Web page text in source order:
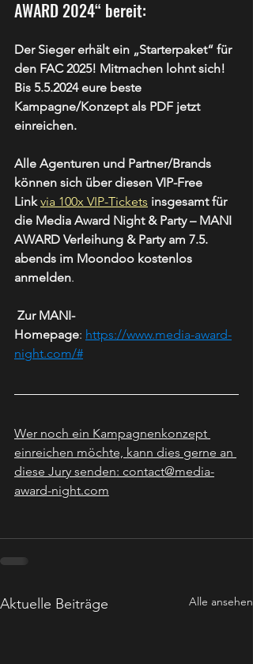
AWARD 2024“ bereit:
Der Sieger erhält ein „Starterpaket“ für
den FAC 2025! Mitmachen lohnt sich!
Bis 5.5.2024 eure beste
Kampagne/Konzept als PDF jetzt
einreichen.
Alle Agenturen und Partner/Brands
können sich über diesen VIP-Free
Link via 100x VIP-Tickets insgesamt für
die Media Award Night & Party – MANI
AWARD Verleihung & Party am 7.5.
abends im Moondoo kostenlos
anmelden.
Zur MANI-
Homepage: https://www.media-award-
night.com/#
Wer noch ein Kampagnenkonzept
einreichen möchte, kann dies gerne an
diese Jury senden: contact@media-
award-night.com
Aktuelle Beiträge Alle ansehen